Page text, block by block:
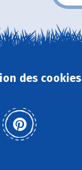
des cookies